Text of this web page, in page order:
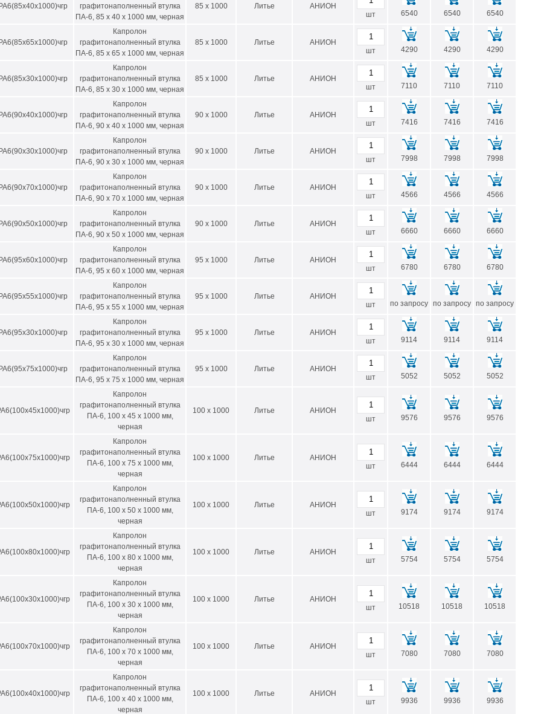
графитонаполненный втулка
ПА-6, 85 х 40 х 1000 мм, черная
85 x 1000 Литье
АНИОН
шт
6540 6540 6540
Капролон
графитонаполненный втулка
ПА-6, 85 х 65 х 1000 мм, черная
85 x 1000 Литье
АНИОН
шт
4290 4290 4290
Капролон
графитонаполненный втулка
ПА-6, 85 х 30 х 1000 мм, черная
85 x 1000 Литье
АНИОН
шт
7110 7110 7110
Капролон
графитонаполненный втулка
ПА-6, 90 х 40 х 1000 мм, черная
90 x 1000 Литье
АНИОН
шт
7416 7416 7416
Капролон
графитонаполненный втулка
ПА-6, 90 х 30 х 1000 мм, черная
90 x 1000 Литье
АНИОН
шт
7998 7998 7998
Капролон
графитонаполненный втулка
ПА-6, 90 х 70 х 1000 мм, черная
90 x 1000 Литье
АНИОН
шт
4566 4566 4566
Капролон
графитонаполненный втулка
ПА-6, 90 х 50 х 1000 мм, черная
90 x 1000 Литье
АНИОН
шт
6660 6660 6660
Капролон
графитонаполненный втулка
ПА-6, 95 х 60 х 1000 мм, черная
95 x 1000 Литье
АНИОН
шт
6780 6780 6780
Капролон
графитонаполненный втулка
ПА-6, 95 х 55 х 1000 мм, черная
95 x 1000 Литье
АНИОН
шт
по запросу по запросу по запросу
Капролон
графитонаполненный втулка
ПА-6, 95 х 30 х 1000 мм, черная
95 x 1000 Литье
АНИОН
шт
9114 9114 9114
Капролон
графитонаполненный втулка
ПА-6, 95 х 75 х 1000 мм, черная
95 x 1000 Литье
АНИОН
шт
5052 5052 5052
Капролон
графитонаполненный втулка
ПА-6, 100 х 45 х 1000 мм,
черная
100 x 1000 Литье
АНИОН
шт
9576 9576 9576
Капролон
графитонаполненный втулка
ПА-6, 100 х 75 х 1000 мм,
черная
100 x 1000 Литье
АНИОН
шт
6444 6444 6444
Капролон
графитонаполненный втулка
ПА-6, 100 х 50 х 1000 мм,
черная
100 x 1000 Литье
АНИОН
шт
9174 9174 9174
Капролон
графитонаполненный втулка
ПА-6, 100 х 80 х 1000 мм,
черная
100 x 1000 Литье
АНИОН
шт
5754 5754 5754
Капролон
графитонаполненный втулка
ПА-6, 100 х 30 х 1000 мм,
черная
100 x 1000 Литье
АНИОН
шт
10518 10518 10518
Капролон
графитонаполненный втулка
ПА-6, 100 х 70 х 1000 мм,
черная
100 x 1000 Литье
АНИОН
шт
7080 7080 7080
Капролон
графитонаполненный втулка
ПА-6, 100 х 40 х 1000 мм,
черная
100 x 1000 Литье
АНИОН
шт
9936 9936 9936